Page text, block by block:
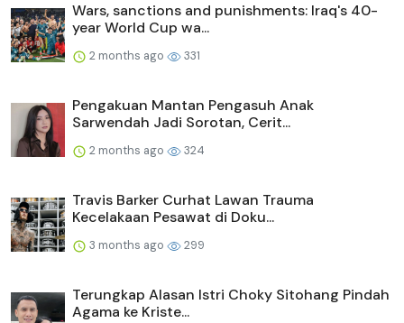
Wars, sanctions and punishments: Iraq's 40-
year World Cup wa...
2 months ago 331
Pengakuan Mantan Pengasuh Anak
Sarwendah Jadi Sorotan, Cerit...
2 months ago 324
Travis Barker Curhat Lawan Trauma
Kecelakaan Pesawat di Doku...
3 months ago 299
Terungkap Alasan Istri Choky Sitohang Pindah
Agama ke Kriste...